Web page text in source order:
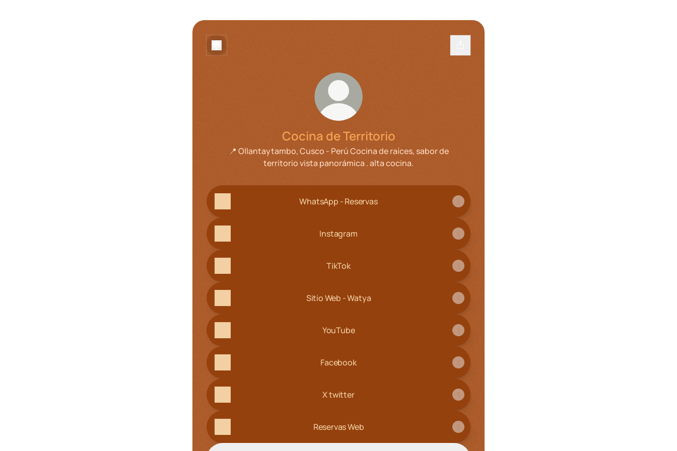
Cocina de Territorio
📍 Ollantaytambo, Cusco - Perú Cocina de raíces, sabor de
territorio vista panorámica . alta cocina.
WhatsApp - Reservas
Instagram
TikTok
Sitio Web - Watya
YouTube
Facebook
X twitter
Reservas Web